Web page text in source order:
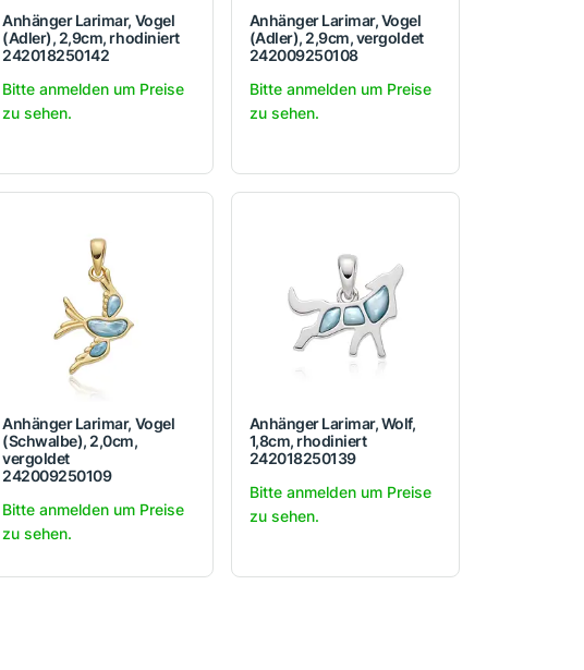
Anhänger Larimar, Vogel
(Adler), 2,9cm, rhodiniert
242018250142
Bitte anmelden um Preise
zu sehen.
Anhänger Larimar, Vogel
(Adler), 2,9cm, vergoldet
242009250108
Bitte anmelden um Preise
zu sehen.
Anhänger Larimar, Vogel
(Schwalbe), 2,0cm,
vergoldet
242009250109
Bitte anmelden um Preise
zu sehen.
Anhänger Larimar, Wolf,
1,8cm, rhodiniert
242018250139
Bitte anmelden um Preise
zu sehen.